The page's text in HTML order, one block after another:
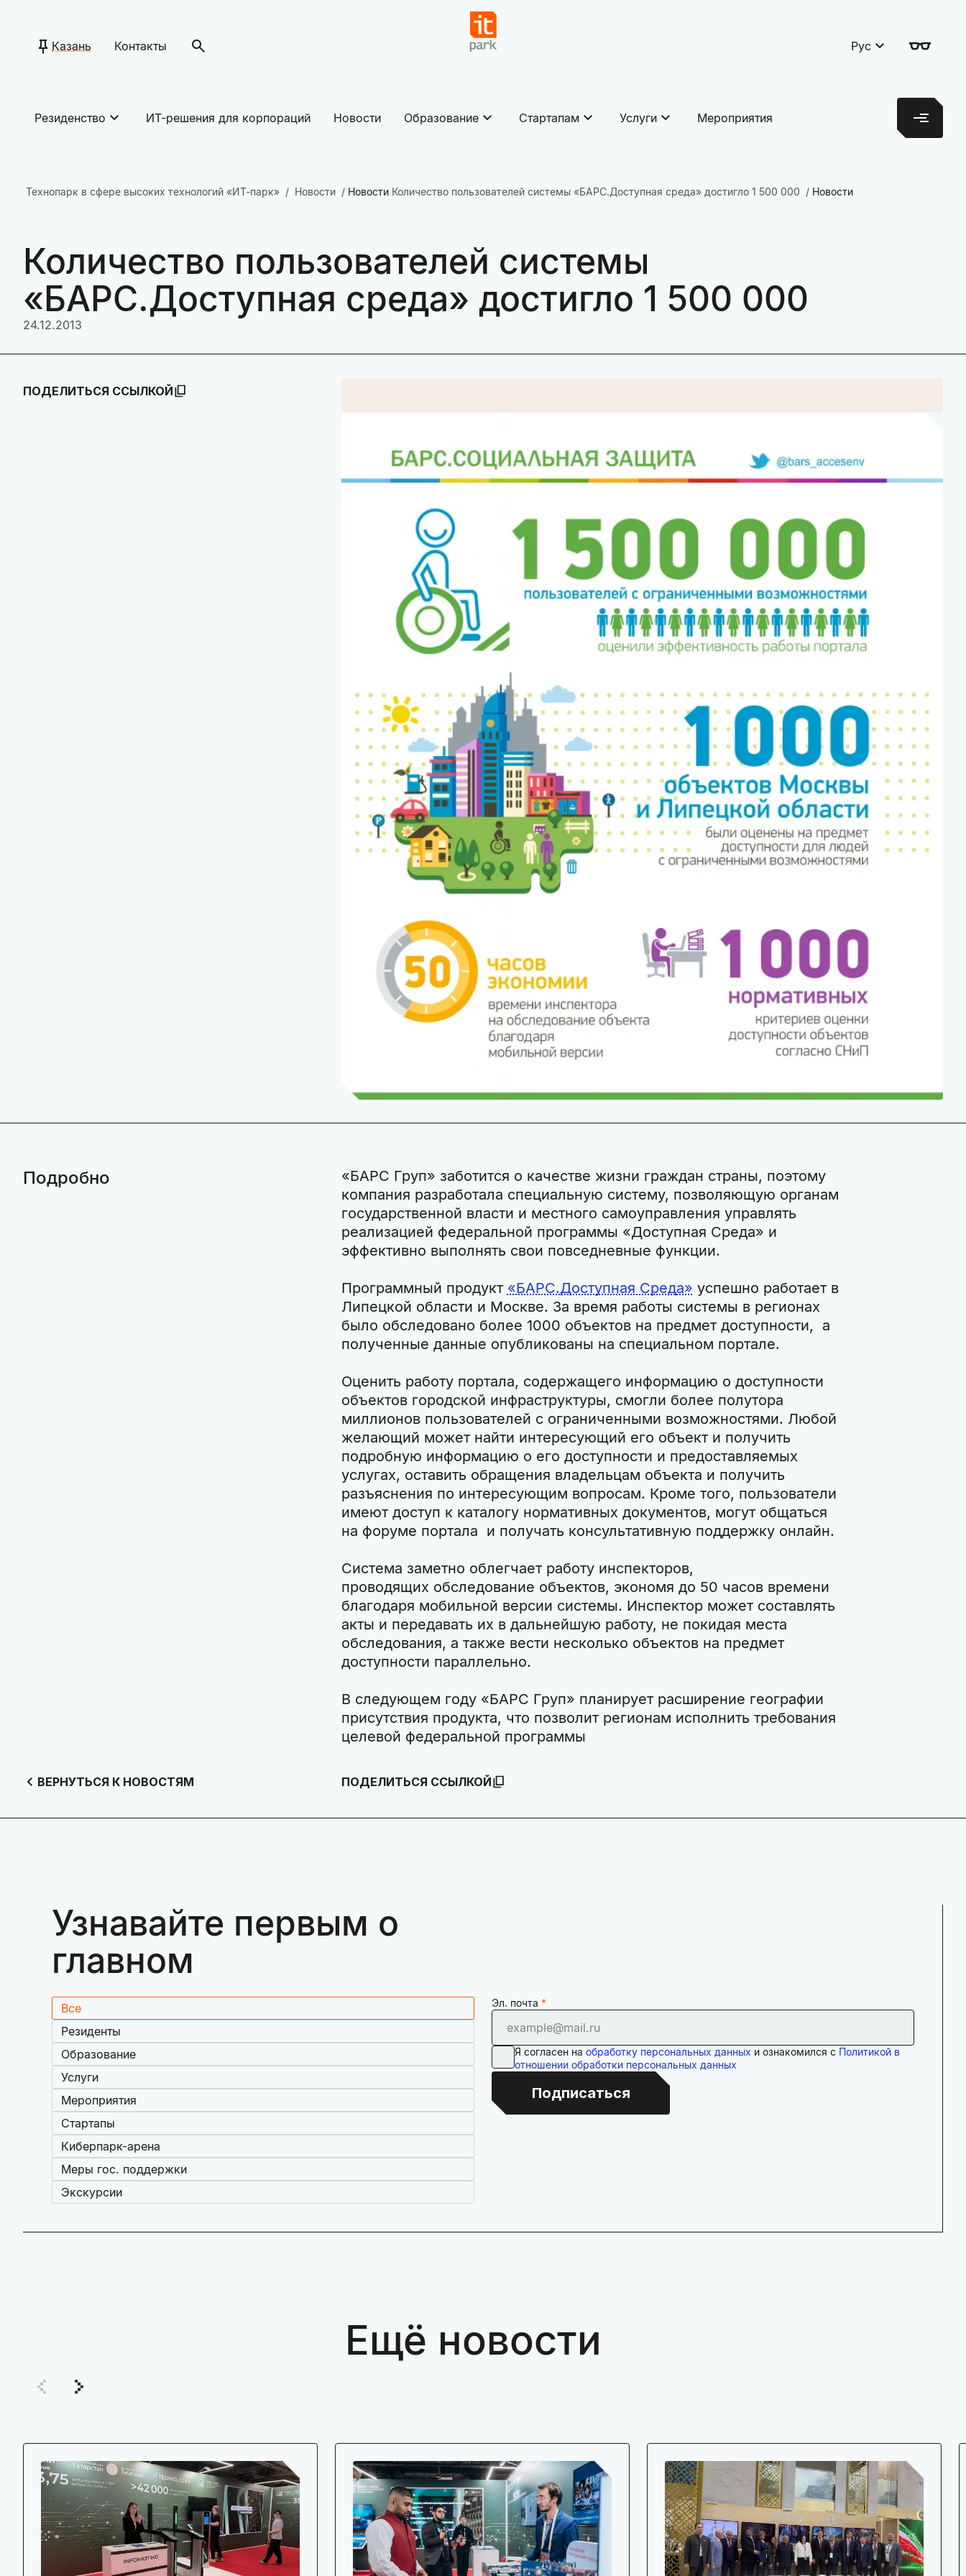
Казань Контакты Рус
Резиденство ИТ-решения для корпораций Новости Образование Стартапам Услуги Мероприятия
Технопарк в сфере высоких технологий «ИТ-парк» Новости Новости Количество пользователей системы «БАРС.Доступная среда» достигло 1 500 000 Новости
Количество пользователей системы
«БАРС.Доступная среда» достигло 1 500 000
24.12.2013
ПОДЕЛИТЬСЯ ССЫЛКОЙ
Подробно
«БАРС Груп» заботится о качестве жизни граждан страны, поэтому
компания разработала специальную систему, позволяющую органам
государственной власти и местного самоуправления управлять
реализацией федеральной программы «Доступная Среда» и
эффективно выполнять свои повседневные функции.
Программный продукт «БАРС.Доступная Среда» успешно работает в
Липецкой области и Москве. За время работы системы в регионах
было обследовано более 1000 объектов на предмет доступности, а
полученные данные опубликованы на специальном портале.
Оценить работу портала, содержащего информацию о доступности
объектов городской инфраструктуры, смогли более полутора
миллионов пользователей с ограниченными возможностями. Любой
желающий может найти интересующий его объект и получить
подробную информацию о его доступности и предоставляемых
услугах, оставить обращения владельцам объекта и получить
разъяснения по интересующим вопросам. Кроме того, пользователи
имеют доступ к каталогу нормативных документов, могут общаться
на форуме портала и получать консультативную поддержку онлайн.
Система заметно облегчает работу инспекторов,
проводящих обследование объектов, экономя до 50 часов времени
благодаря мобильной версии системы. Инспектор может составлять
акты и передавать их в дальнейшую работу, не покидая места
обследования, а также вести несколько объектов на предмет
доступности параллельно.
В следующем году «БАРС Груп» планирует расширение географии
присутствия продукта, что позволит регионам исполнить требования
целевой федеральной программы
ВЕРНУТЬСЯ К НОВОСТЯМ ПОДЕЛИТЬСЯ ССЫЛКОЙ
Узнавайте первым о
главном
Все
Резиденты
Образование
Услуги
Мероприятия
Стартапы
Киберпарк-арена
Меры гос. поддержки
Экскурсии
Эл. почта
Я согласен на обработку персональных данных и ознакомился с Политикой в
отношении обработки персональных данных
Подписаться
Ещё новости